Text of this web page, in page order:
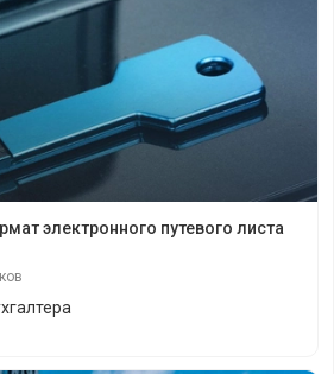
электронного путевого листа